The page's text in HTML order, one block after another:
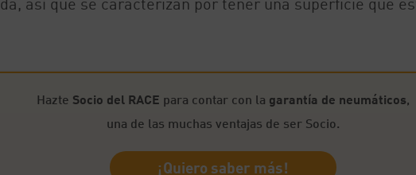
Hazte Socio del RACE para contar con la garantía de neumáticos,
una de las muchas ventajas de ser Socio.
¡Quiero saber más!